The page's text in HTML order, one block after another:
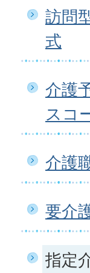
訪問
式
介護
スコ
介護
要介
指定